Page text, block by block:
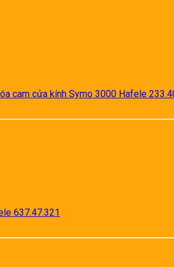
cam cửa kính Symo 3000 Hafele
637.47.321